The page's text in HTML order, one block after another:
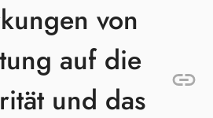
von
auf die
und das